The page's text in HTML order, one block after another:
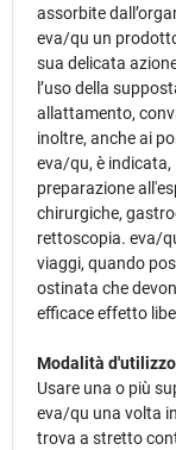
assorbite
eva/qu un
sua delicata
l’uso della
allattamento,
inoltre, anche ai
eva/qu, è
preparazione
chirurgiche,
rettoscopia. eva/
viaggi, quando
ostinata che
efficace effetto
Modalità d'utilizzo
Usare una o più
eva/qu una volta
trova a stretto